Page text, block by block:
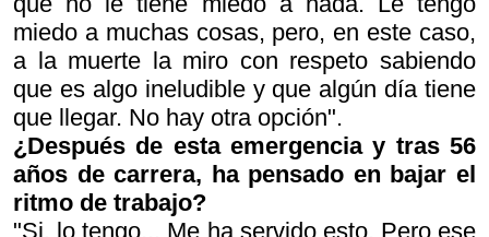
miedo a muchas cosas, pero, en este caso,
a la muerte la miro con respeto sabiendo
que es algo ineludible y que algún día tiene
que llegar. No hay otra opción".
¿Después de esta emergencia y tras 56
años de carrera, ha pensado en bajar el
ritmo de trabajo?
"Si, lo tengo... Me ha servido esto. Pero ese